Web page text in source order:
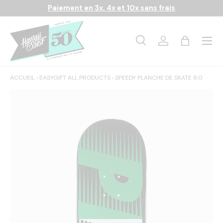
Aller au contenu
Paiement en 3x, 4x et 10x sans frais
Rechercher
RechercheSe connecter
Panier
Menu
ACCUEIL › EASYGIFT ALL PRODUCTS › SPEEDY PLANCHE DE SKATE 8.0